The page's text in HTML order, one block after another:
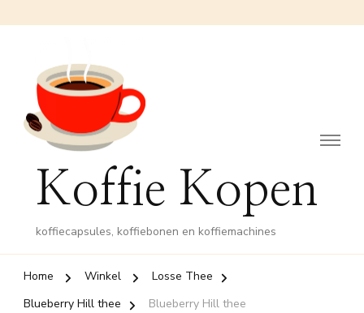
Koffie Kopen
koffiecapsules, koffiebonen en koffiemachines
Home Winkel
Losse Thee
Blueberry Hill thee
Blueberry Hill thee